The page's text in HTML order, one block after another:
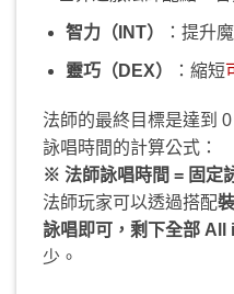
智力（INT） ：提升
靈巧（DEX） ：縮短
法師的最終目標是達到
詠唱時間的計算公式：
※ 法師詠唱時間 = 固定
法師玩家可以透過搭配
詠唱即可，剩下全部 All
少。